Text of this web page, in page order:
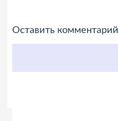
Оставить комментарий